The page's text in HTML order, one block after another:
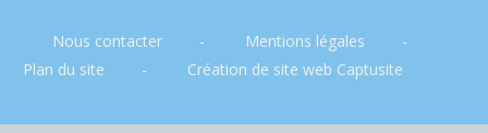
Nous contacter
Mentions légales
Plan du site
Création de site web Captusite